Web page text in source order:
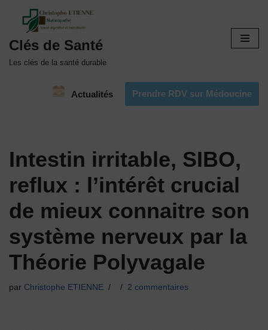
au
contenu
Clés de Santé
Les clés de la santé durable
Actualités Prendre RDV sur Médoucine
Intestin irritable, SIBO,
reflux : l’intérêt crucial
de mieux connaitre son
système nerveux par la
Théorie Polyvagale
par Christophe ETIENNE 2 commentaires